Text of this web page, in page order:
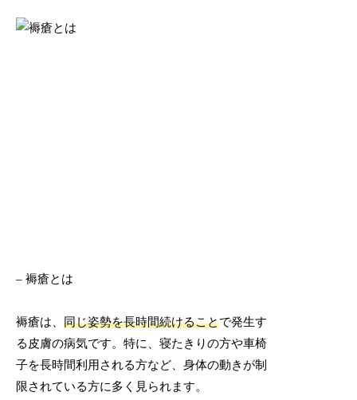
– 褥瘡とは
褥瘡は、同じ姿勢を長時間続けることで発生す
る皮膚の病気です。特に、寝たきりの方や車椅
子を長時間利用される方など、身体の動きが制
限されている方に多く見られます。